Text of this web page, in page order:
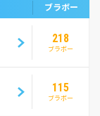
ブラボー
218
ブラボー
115
ブラボー